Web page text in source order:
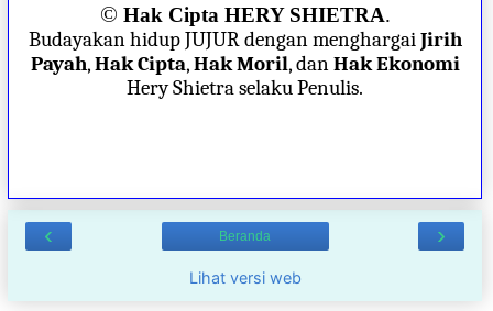
© Hak Cipta HERY SHIETRA.
Budayakan hidup JUJUR dengan menghargaiJirih
Payah,Hak Cipta,Hak Moril, danHak Ekonomi
Hery Shietra selaku Penulis.
‹ ›
Beranda
Lihat versi web